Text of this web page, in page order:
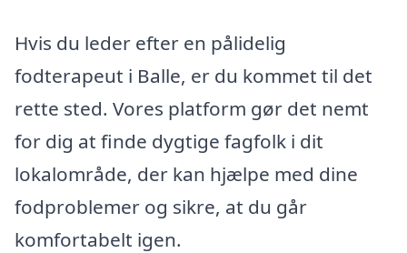
Hvis du leder efter en pålidelig
fodterapeut i Balle, er du kommet til det
rette sted. Vores platform gør det nemt
for dig at finde dygtige fagfolk i dit
lokalområde, der kan hjælpe med dine
fodproblemer og sikre, at du går
komfortabelt igen.